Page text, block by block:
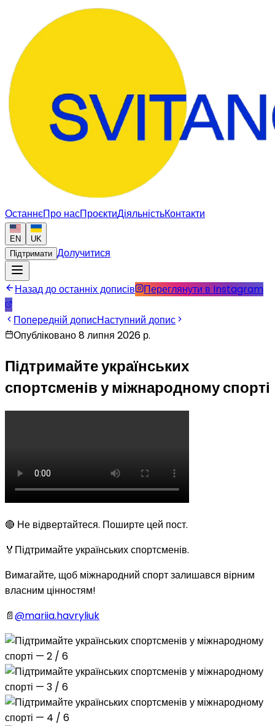
ОстаннєПро насПроєктиДіяльністьКонтакти
EN
UK
Підтримати Долучитися
Назад до останніх дописів Переглянути в Instagram
Попередній дописНаступний допис
Опубліковано 8 липня 2026 р.
Підтримайте українських
спортсменів у міжнародному спорті
🔴 Не відвертайтеся. Поширте цей пост.
🏅Підтримайте українських спортсменів.
Вимагайте, щоб міжнародний спорт залишався вірним
власним цінностям!
📄@mariia.havryliuk